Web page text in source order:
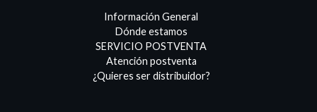
Información General
Dónde estamos
SERVICIO POSTVENTA
Atención postventa
¿Quieres ser distribuidor?